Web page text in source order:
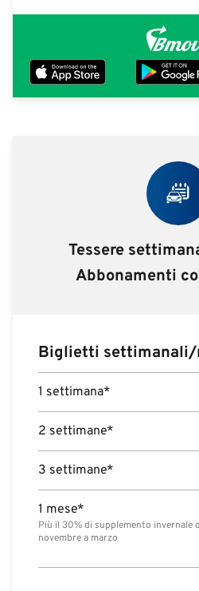
Tessere
Abbonamenti
Biglietti
1 settimana*
2 settimane*
3 settimane*
1 mese*
Più il 30% di supplemento invernale
novembre a marzo